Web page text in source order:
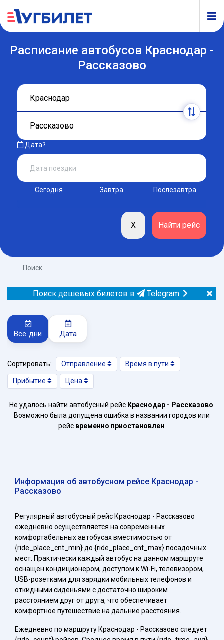
Расписание автобусов Краснодар -
Рассказово
Дата?
Сегодня Завтра Послезавтра
Поиск
Поиск дешевых билетов в Telegram.
Все дни Дата
Сортировать: Отправление Время в пути
Прибытие Цена
Не удалось найти автобусный рейс Краснодар - Рассказово
Возможно была допущена ошибка в названии городов или
рейс временно приостановлен
Информация об автобусном рейсе Краснодар -
Рассказово
Регулярный автобусный рейс Краснодар - Рассказово
ежедневно осуществляется на современных
комфортабельных автобусах вместимостью от
{ride_place_cnt_min} до {ride_place_cnt_max} посадочных
мест. Практически каждый автобус на данном маршруте
оснащен кондиционером, доступом к Wi-Fi, телевизором,
USB-розетками для зарядки мобильных телефонов и
откидными сиденьями с достаточно широким
расстоянием друг от друга, что обеспечивает
комфортное путешествие на дальние расстояния.
Ежедневно по маршруту Краснодар - Рассказово следует